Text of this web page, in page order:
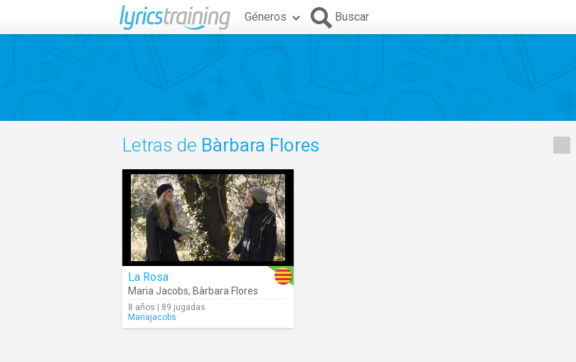
Géneros Buscar
Letras de Bàrbara Flores
La Rosa
Maria Jacobs, Bàrbara Flores
8 años | 89 jugadas
Mariajacobs